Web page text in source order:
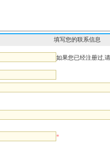
填写您的联系信息
如果您已经注册过,
*